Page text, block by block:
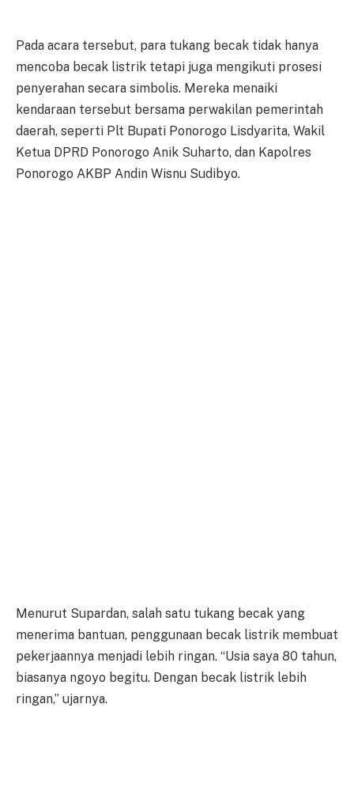
Pada acara tersebut, para tukang becak tidak hanya
mencoba becak listrik tetapi juga mengikuti prosesi
penyerahan secara simbolis. Mereka menaiki
kendaraan tersebut bersama perwakilan pemerintah
daerah, seperti Plt Bupati Ponorogo Lisdyarita, Wakil
Ketua DPRD Ponorogo Anik Suharto, dan Kapolres
Ponorogo AKBP Andin Wisnu Sudibyo.
Menurut Supardan, salah satu tukang becak yang
menerima bantuan, penggunaan becak listrik membuat
pekerjaannya menjadi lebih ringan. “Usia saya 80 tahun,
biasanya ngoyo begitu. Dengan becak listrik lebih
ringan,” ujarnya.